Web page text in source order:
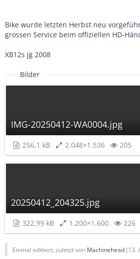
Bike wurde letzten Herbst neu
grossen Service beim offiziellen HD-
XB12s jg 2008
Bilder
IMG-20250412-WA0004.jpg
256,1 kB 2.048×1.536 205
20250412_204325.jpg
322,99 kB 1.200×1.600 226
Einmal editiert, zuletzt von Machinehead(13.